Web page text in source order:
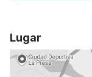
Lugar